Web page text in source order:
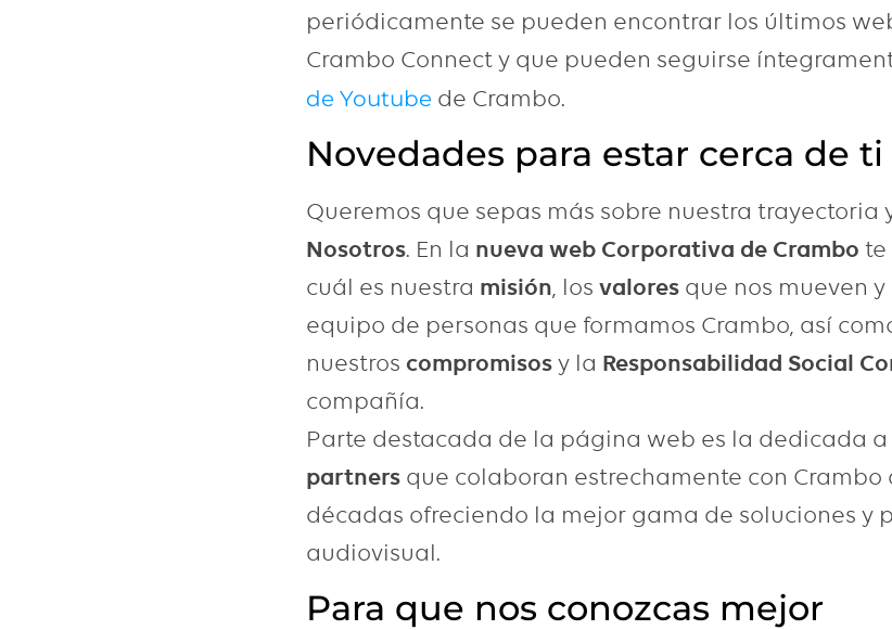
periódicamente se pueden encontrar los últimos
Crambo Connect y que pueden seguirse
de Youtube de Crambo.
Novedades para estar cerca de ti
Queremos que sepas más sobre nuestra trayectoria
Nosotros. En la nueva web Corporativa de Crambo te
cuál es nuestra misión, los valores que nos mueven
equipo de personas que formamos Crambo, así
nuestros compromisos y la Responsabilidad Social
compañía.
Parte destacada de la página web es la dedicada a
partners que colaboran estrechamente con Crambo
décadas ofreciendo la mejor gama de soluciones y
audiovisual.
Para que nos conozcas mejor